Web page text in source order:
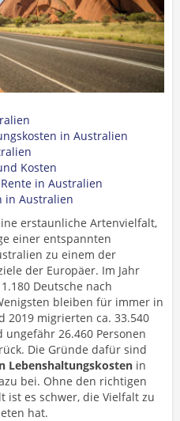
in Australien
Kosten
in Australien
in Australien
erstaunliche Artenvielfalt,
einer entspannten
zu einem der
der Europäer. Im Jahr
Deutsche nach
bleiben für immer in
2019 migrierten ca. 33.540
26.460 Personen
Die Gründe dafür sind
Lebenshaltungskosten in
bei. Ohne den richtigen
ist es schwer, die Vielfalt zu
hat.